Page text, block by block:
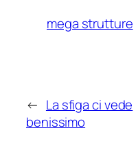
mega strutture
← La sfiga ci vede
benissimo